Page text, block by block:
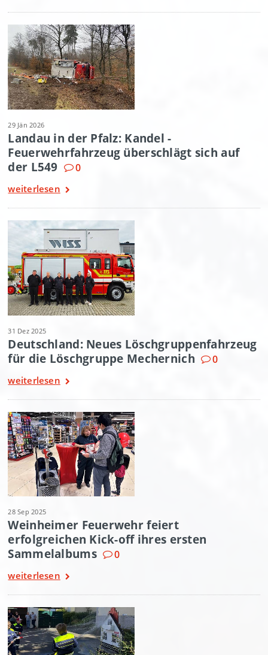
29 Jän 2026
Landau in der Pfalz: Kandel -
Feuerwehrfahrzeug überschlägt sich auf
der L549
0
weiterlesen
31 Dez 2025
Deutschland: Neues Löschgruppenfahrzeug
für die Löschgruppe Mechernich
0
weiterlesen
28 Sep 2025
Weinheimer Feuerwehr feiert
erfolgreichen Kick-off ihres ersten
Sammelalbums
0
weiterlesen